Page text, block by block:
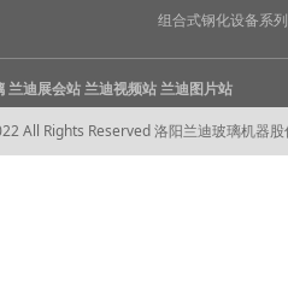
组合式钢化设备系列
兰迪展会站兰迪视频站兰迪图片站
All Rights Reserved 洛阳兰迪玻璃机器